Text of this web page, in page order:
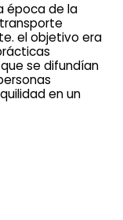
época de la
el objetivo era
se difundían
en un